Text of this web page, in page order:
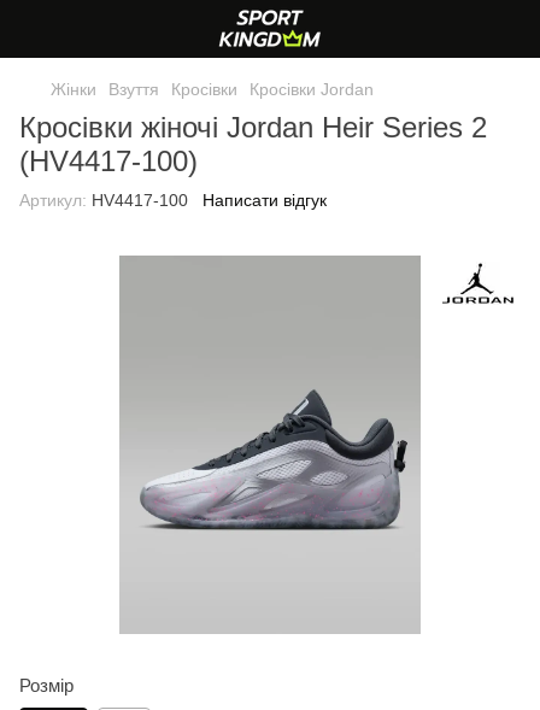
Жінки Взуття Кросівки Кросівки Jordan
Кросівки жіночі Jordan Heir Series 2
(HV4417-100)
Артикул: HV4417-100 Написати відгук
Розмір